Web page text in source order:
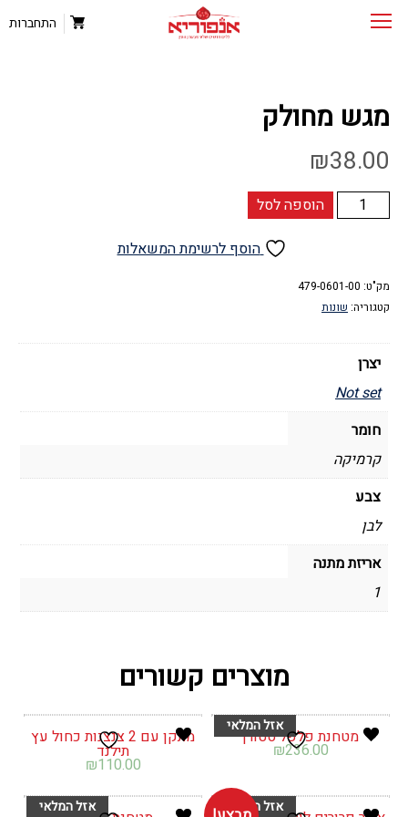
התחברות
מגש מחולק
₪38.00
כמות
של
הוספה לסל
הוסף לרשימת המשאלות
מק"ט: 479-0601-00
קטגוריה: שונות
יצרן
Not set
חומר
קרמיקה
צבע
לבן
אריזת מתנה
1
מוצרים קשורים
מטחנת פלפל סטורן
₪236.00
מתקן עם 2 צנצנות כחול עץ
תילנד
₪110.00